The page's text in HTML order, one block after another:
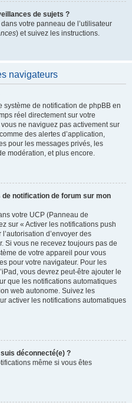
de sujets ?
votre panneau de l’utilisateur
) et suivez les instructions.
navigateurs
de notification de phpBB en
réel directement sur votre
ne naviguez pas activement sur
des alertes d’application,
pour les messages privés, les
modération, et plus encore.
notification de forum sur mon
votre UCP (Panneau de
sur « Activer les notifications push
d’envoyer des
Si vous ne recevez toujours pas de
de votre appareil pour vous
pour votre navigateur. Pour les
vous devrez peut-être ajouter le
que les notifications automatiques
web autonome. Suivez les
activer les notifications automatiques
déconnecté(e) ?
même si vous êtes